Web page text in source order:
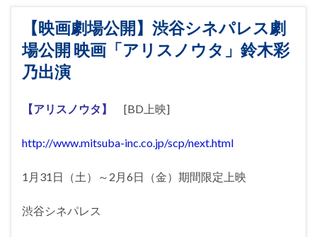
【映画劇場公開】渋谷シネパレス劇
場公開 映画「アリスノウタ」鈴木彩
乃出演
【アリスノウタ】 [BD上映]
http://www.mitsuba-inc.co.jp/scp/next.html
1月31日（土）～2月6日（金）期間限定上映
渋谷シネパレス